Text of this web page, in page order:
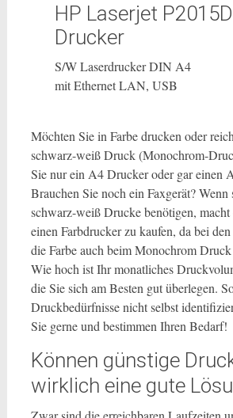
HP Laserjet
Drucker
S/W Laserdrucker DIN A4
mit Ethernet LAN, USB
Möchten Sie in Farbe drucken oder
schwarz-weiß Druck (Monochrom-
Sie nur ein A4 Drucker oder gar einen
Brauchen Sie noch ein Faxgerät?
schwarz-weiß Drucke benötigen, macht
einen Farbdrucker zu kaufen, da bei
die Farbe auch beim Monochrom
Wie hoch ist Ihr monatliches
die Sie sich am Besten gut überlegen.
Druckbedürfnisse nicht selbst
Sie gerne und bestimmen Ihren Bedarf!
Können günstige
wirklich eine gute